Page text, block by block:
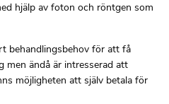
hjälp av foton och röntgen som
behandlingsbehov för att få
men ändå är intresserad att
möjligheten att själv betala för